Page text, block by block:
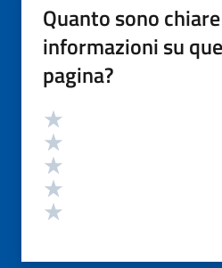
Quanto sono
informazioni su
pagina?
Valutazione